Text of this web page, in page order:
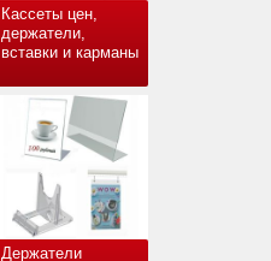
Кассеты цен,
держатели,
вставки и карманы
Держатели